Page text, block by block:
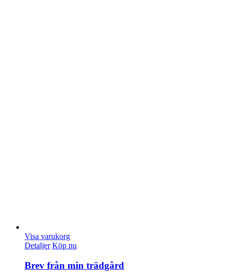
Visa varukorg
Detaljer Köp nu
Brev från min trädgård